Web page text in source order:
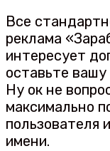
Все
реклама
интересует
оставьте
Ну ок не
максимально
пользователя
имени.